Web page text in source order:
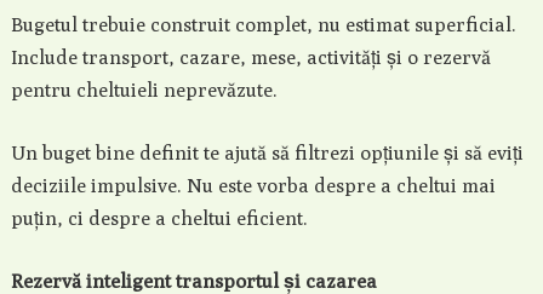
Bugetul trebuie construit complet, nu estimat superficial.
Include transport, cazare, mese, activități și o rezervă
pentru cheltuieli neprevăzute.
Un buget bine definit te ajută să filtrezi opțiunile și să eviți
deciziile impulsive. Nu este vorba despre a cheltui mai
puțin, ci despre a cheltui eficient.
Rezervă inteligent transportul și cazarea